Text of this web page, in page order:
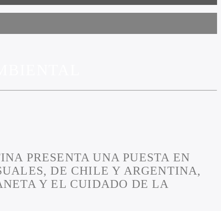
PRESENTA UNA PUESTA EN
DE CHILE Y ARGENTINA,
Y EL CUIDADO DE LA